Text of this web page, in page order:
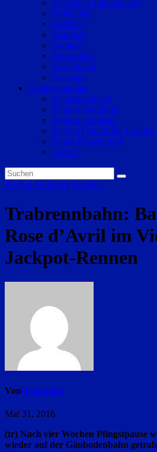
Eishockey/Inlinehockey
Volleyball
Fussball
Handball
Football
Trabrennen
Kampfsport
Sonstige
Veranstaltungen
Veranstaltungen
Region Straubing
Region Landshut
Region Dingolfing-Landau
Raum Deggendorf
Bluval
Region Straubing Sonstige
Trabrennbahn:
Rose d’Avril im
Jackpot-Rennen
VonRedaktion
Mai 31, 2016
(tr) Nach vier Wochen Pfingstpause
wieder auf der Gäubodenbahn